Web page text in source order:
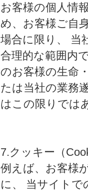
お客様の個人情
め、お客様ご自
場合に限り、 当
合理的な範囲内
のお客様の生命
たは当社の業務
はこの限りでは
7.クッキー（
例えば、お客様
に、 当サイトで